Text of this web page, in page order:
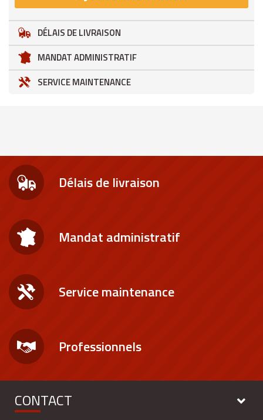
DÉLAIS DE LIVRAISON
MANDAT ADMINISTRATIF
SERVICE MAINTENANCE
Délais de livraison
Mandat administratif
Service maintenance
Professionnels
CONTACT